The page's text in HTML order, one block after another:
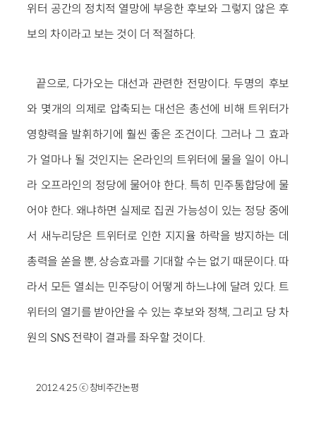
위터 공간의 정치적 열망에 부응한 후보와 그렇지 않은 후
보의 차이라고 보는 것이 더 적절하다.
끝으로, 다가오는 대선과 관련한 전망이다. 두명의 후보
와 몇개의 의제로 압축되는 대선은 총선에 비해 트위터가
영향력을 발휘하기에 훨씬 좋은 조건이다. 그러나 그 효과
가 얼마나 될 것인지는 온라인의 트위터에 물을 일이 아니
라 오프라인의 정당에 물어야 한다. 특히 민주통합당에 물
어야 한다. 왜냐하면 실제로 집권 가능성이 있는 정당 중에
서 새누리당은 트위터로 인한 지지율 하락을 방지하는 데
총력을 쏟을 뿐, 상승효과를 기대할 수는 없기 때문이다. 따
라서 모든 열쇠는 민주당이 어떻게 하느냐에 달려 있다. 트
위터의 열기를 받아안을 수 있는 후보와 정책, 그리고 당 차
원의 SNS 전략이 결과를 좌우할 것이다.
2012.4.25 ⓒ 창비주간논평